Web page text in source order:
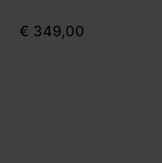
€ 349,00